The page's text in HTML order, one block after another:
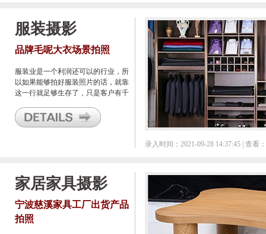
服装摄影
品牌毛呢大衣场景拍照
服装业是一个利润还可以的行业，所
以如果能够拍好服装照片的话，就靠
这一行就足够生存了，只是客户有千
特来穿着了拍日常照片的办法，可是
各个客户却都有自己的想法。
录入时间：2021-09-28 14:37:45 | 查看
家居家具摄影
宁波慈溪家具工厂出货产品
拍照